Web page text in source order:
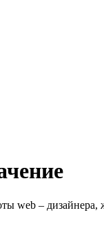
web –